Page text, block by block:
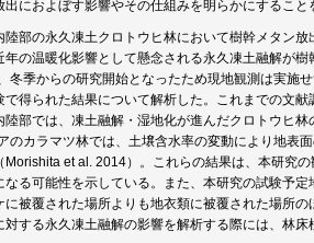
におよぼす影響やその仕組みを明らかにすること
陸部の永久凍土クロトウヒ林において樹幹メタン
年の温暖化影響として懸念される永久凍土融解が
冬季からの研究開始となったため現地観測は実施
で得られた結果について解析した。これまでの文
陸部では、凍土融解・湿地化が進んだクロトウヒ
のカラマツ林では、土壌含水率の変動により地表
Morishita et al. 2014）。これらの結果は、本研究
なる可能性を示している。また、本研究の試験予
に被覆された場所よりも地衣類に被覆された場所
対する永久凍土融解の影響を解析する際には、林